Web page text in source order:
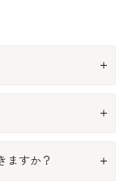
ますか？